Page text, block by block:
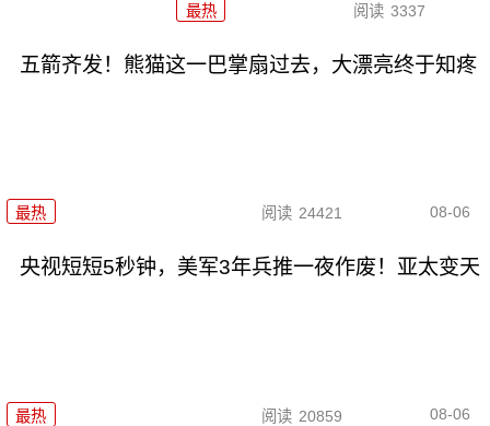
最热 阅读 3337
五箭齐发！熊猫这一巴掌扇过去，大漂亮终于知疼
最热 阅读 24421 08-06
央视短短5秒钟，美军3年兵推一夜作废！亚太变天
最热 阅读 20859 08-06